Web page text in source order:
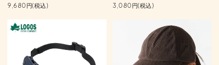
9,680円(税込)
3,080円(税込)